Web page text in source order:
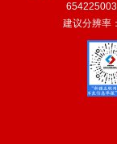
建议分辨率